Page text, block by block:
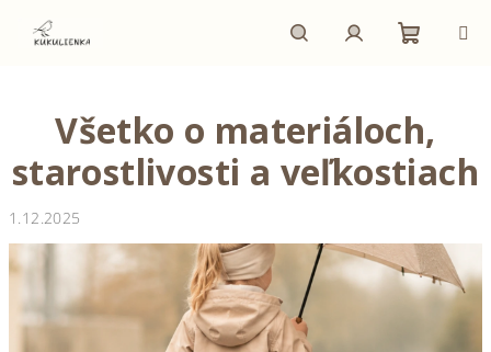
obsah
košík
Všetko o materiáloch,
starostlivosti a veľkostiach
1.12.2025